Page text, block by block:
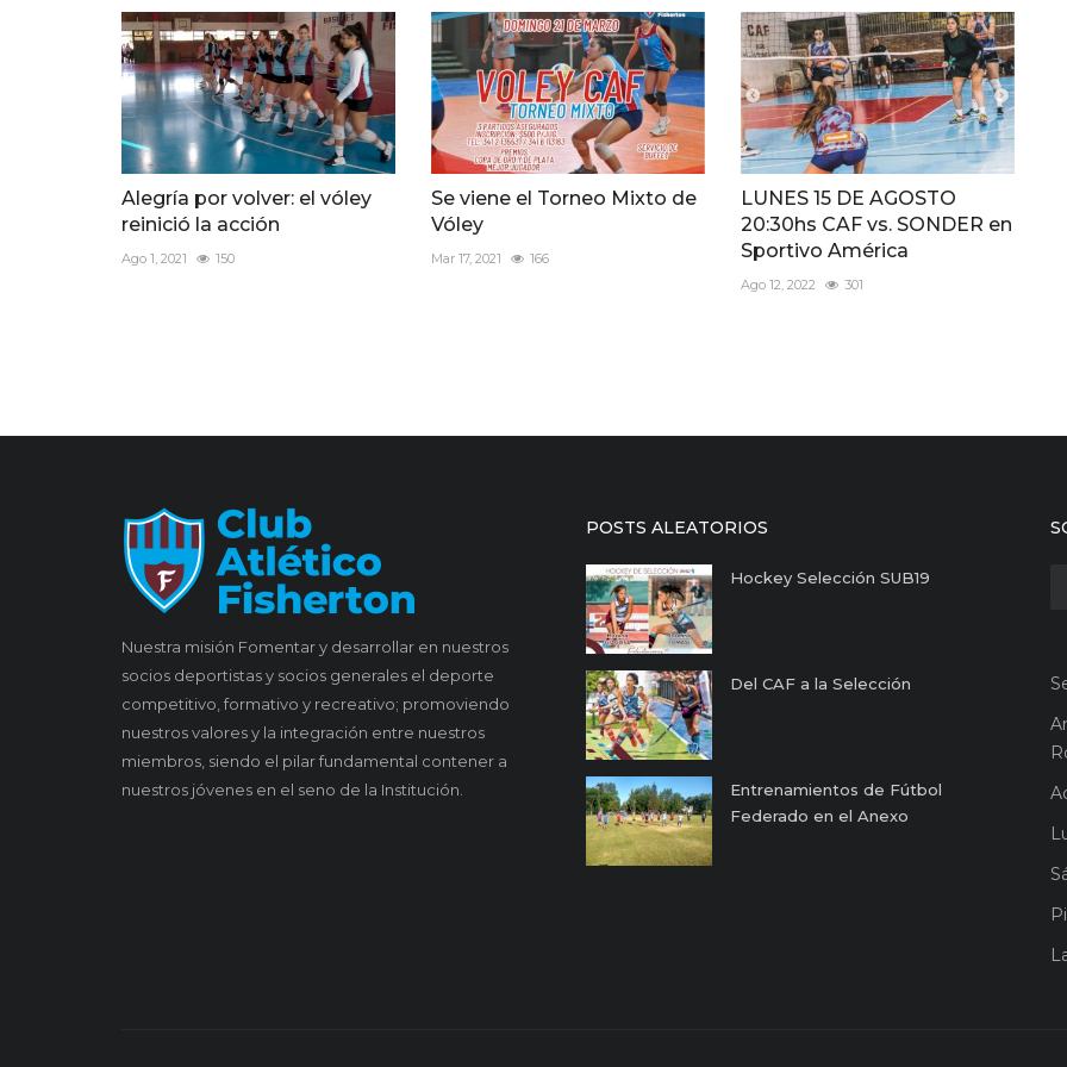
Alegría por volver: el vóley
reinició la acción
Ago 1, 2021 150
Se viene el Torneo Mixto de
Vóley
Mar 17, 2021 166
LUNES 15 DE AGOSTO
20:30hs CAF vs. SONDER en
Sportivo América
Ago 12, 2022 301
Nuestra misión Fomentar y desarrollar en nuestros
socios deportistas y socios generales el deporte
competitivo, formativo y recreativo; promoviendo
nuestros valores y la integración entre nuestros
miembros, siendo el pilar fundamental contener a
nuestros jóvenes en el seno de la Institución.
POSTS ALEATORIOS
Hockey Selección SUB19
Del CAF a la Selección
Entrenamientos de Fútbol
Federado en el Anexo